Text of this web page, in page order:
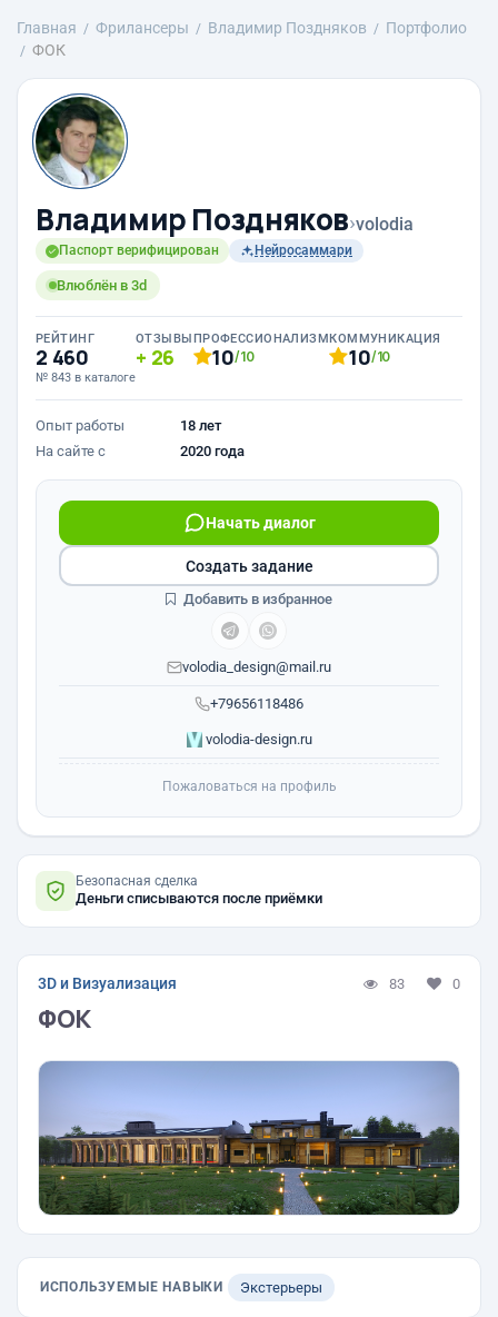
Главная Фрилансеры Владимир Поздняков
Портфолио
ФОК
Владимир Поздняков›volodia
Паспорт верифицирован Нейросаммари
Влюблён в 3d
РЕЙТИНГ
2 460
№ 843 в каталоге
ОТЗЫВЫ
26
ПРОФЕССИОНАЛИЗМ
10/10
КОММУНИКАЦИЯ
10/10
Опыт работы
18 лет
На сайте с
2020 года
+79656118486
Начать диалог
volodia_design@mail.ru
volodia-design.ru
Создать задание
Добавить в избранное
Пожаловаться на профиль
Безопасная сделка
Деньги списываются после приёмки
3D и Визуализация 83 0
ФОК
ИСПОЛЬЗУЕМЫЕ НАВЫКИ Экстерьеры